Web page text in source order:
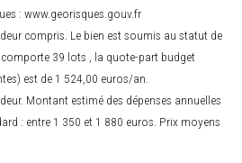
: www.georisques.gouv.fr
compris. Le bien est soumis au statut de
39 lots , la quote-part budget
est de 1 524,00 euros/an.
Montant estimé des dépenses annuelles
: entre 1 350 et 1 880 euros. Prix moyens